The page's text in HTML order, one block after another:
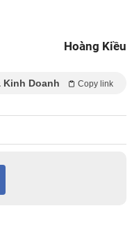
Hoàng Kiều
Kinh Doanh Copy link